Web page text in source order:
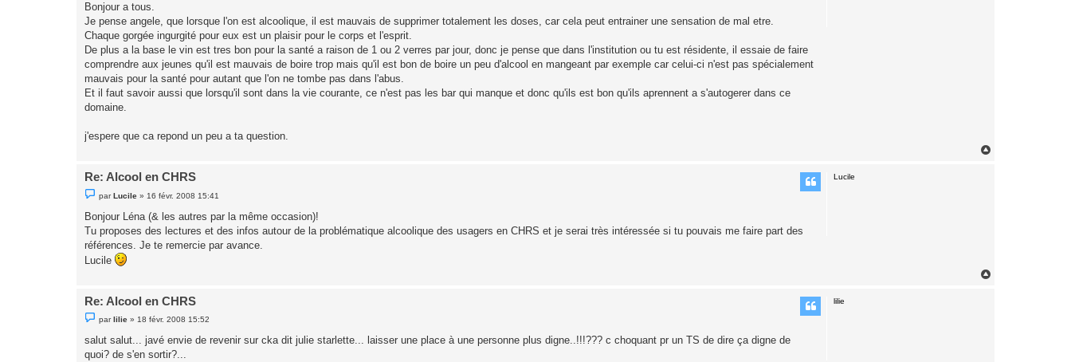
s
a
g
e
n
o
n
l
u
Bonjour a tous.
Je pense angele, que lorsque l'on est alcoolique, il est mauvais de supprimer totalement les doses, car cela peut entrainer une sensation de mal etre.
Chaque gorgée ingurgité pour eux est un plaisir pour le corps et l'esprit.
De plus a la base le vin est tres bon pour la santé a raison de 1 ou 2 verres par jour, donc je pense que dans l'institution ou tu est résidente, il essaie de faire
comprendre aux jeunes qu'il est mauvais de boire trop mais qu'il est bon de boire un peu d'alcool en mangeant par exemple car celui-ci n'est pas spécialement
mauvais pour la santé pour autant que l'on ne tombe pas dans l'abus.
Et il faut savoir aussi que lorsqu'il sont dans la vie courante, ce n'est pas les bar qui manque et donc qu'ils est bon qu'ils aprennent a s'autogerer dans ce
domaine.
j'espere que ca repond un peu a ta question.
Lucile
Re: Alcool en CHRS
e
s
a
g
e
n
parLucile » 16 févr. 2008 15:41
Bonjour Léna (& les autres par la même occasion)!
Tu proposes des lectures et des infos autour de la problématique alcoolique des usagers en CHRS et je serai très intéressée si tu pouvais me faire part des
références. Je te remercie par avance.
Lucile
lilie
Re: Alcool en CHRS
e
s
s
a
parlilie » 18 févr. 2008 15:52
salut salut... javé envie de revenir sur cka dit julie starlette... laisser une place à une personne plus digne..!!!??? c choquant pr un TS de dire ça digne de
quoi? de s'en sortir?...